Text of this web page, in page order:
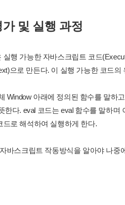
및 실행 과정
실행 가능한 자바스크립트 코드
으로 만든다. 이 실행 가능한 코드
Window 아래에 정의된 함수를 말하
한다. eval 코드는 eval 함수를 말하
드로 해석하여 실행하게 한다.
바스크립트 작동방식을 알아야 나